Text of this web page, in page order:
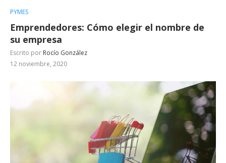
PYMES
Emprendedores: Cómo elegir el nombre de
su empresa
Escrito por Rocío González
12 noviembre, 2020